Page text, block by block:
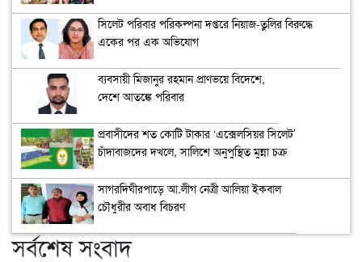
সিলেট পরিবার পরিকল্পনা দপ্তরে নিয়াজ-তুলির বিরুদ্ধে
একের পর এক অভিযোগ
ব্যবসায়ী মিজানুর রহমান প্রাণভয়ে বিদেশে,
দেশে আতঙ্কে পরিবার
প্রবাসীদের শত কোটি টাকার ‘এক্সেলসিয়র সিলেট’
চাঁদাবাজদের দখলে, সালিশে অনুপুস্থিত মুন্না চক্র
সাগরদিঘীরপাড়ে আ.লীগ নেত্রী আলিয়া ইকবাল
চৌধুরীর অবাধ বিচরণ
সর্বশেষ সংবাদ